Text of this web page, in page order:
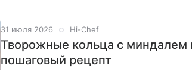
31 июля 2026 Hi-Chef
Творожные кольца с миндалем
пошаговый рецепт